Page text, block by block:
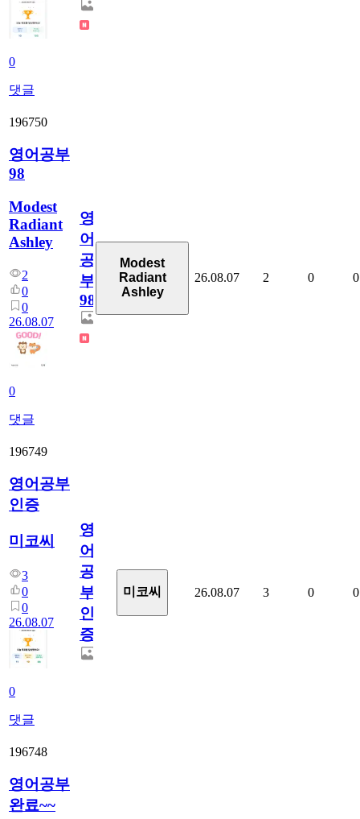
0
댓글
196750
영어공부
98
Modest
Radiant
Ashley
2
0
0
26.08.07
0
댓글
영
어
공
부
98
Modest
Radiant
Ashley
26.08.07 2 0 0
196749
영어공부
인증
미코씨
3
0
0
26.08.07
0
댓글
영
어
공
부
인
증
미코씨 26.08.07 3 0 0
196748
영어공부
완료~~